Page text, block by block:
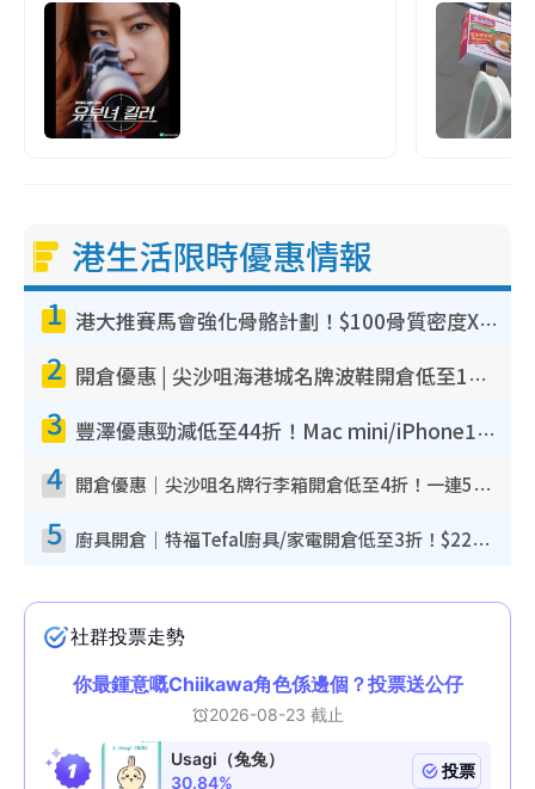
港生活限時優惠情報
1 港大推賽馬會強化骨骼計劃！$100骨質密度X光檢查 完成免費運動訓練送超市禮券！附參加資格
2 開倉優惠 | 尖沙咀海港城名牌波鞋開倉低至1折！On鞋$899起／Joy&Peace鞋履$98起
3 豐澤優惠勁減低至44折！Mac mini/iPhone17Pro大減價！廚房家電$220起
4 開倉優惠｜尖沙咀名牌行李箱開倉低至4折！一連5日 American Tourister/ace./Hallmark $200起！
5 廚具開倉｜特福Tefal廚具/家電開倉低至3折！$220起買平底鍋/炒鑊/湯煲！電飯煲/吸塵機/燙斗$418起